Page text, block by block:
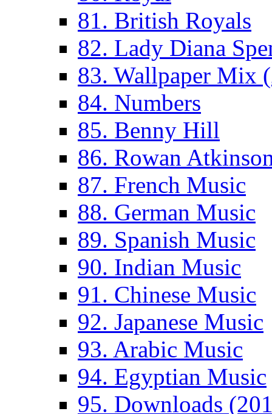
81. British Royals
82. Lady Diana
83. Wallpaper Mix
84. Numbers
85. Benny Hill
86. Rowan
87. French Music
88. German Music
89. Spanish Music
90. Indian Music
91. Chinese Music
92. Japanese Music
93. Arabic Music
94. Egyptian Music
95. Downloads